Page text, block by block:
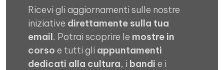
Ricevi gli aggiornamenti sulle nostre
iniziative direttamente sulla tua
email. Potrai scoprire le mostre in
corso e tutti gli appuntamenti
dedicati alla cultura, i bandi e i